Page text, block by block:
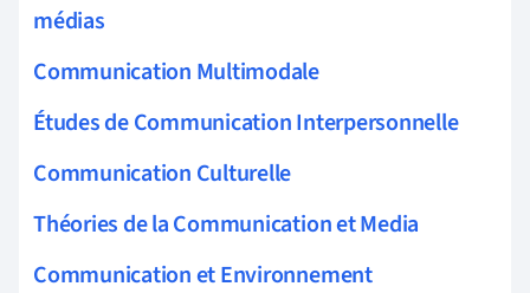
médias
Communication Multimodale
Études de Communication Interpersonnelle
Communication Culturelle
Théories de la Communication et Media
Communication et Environnement